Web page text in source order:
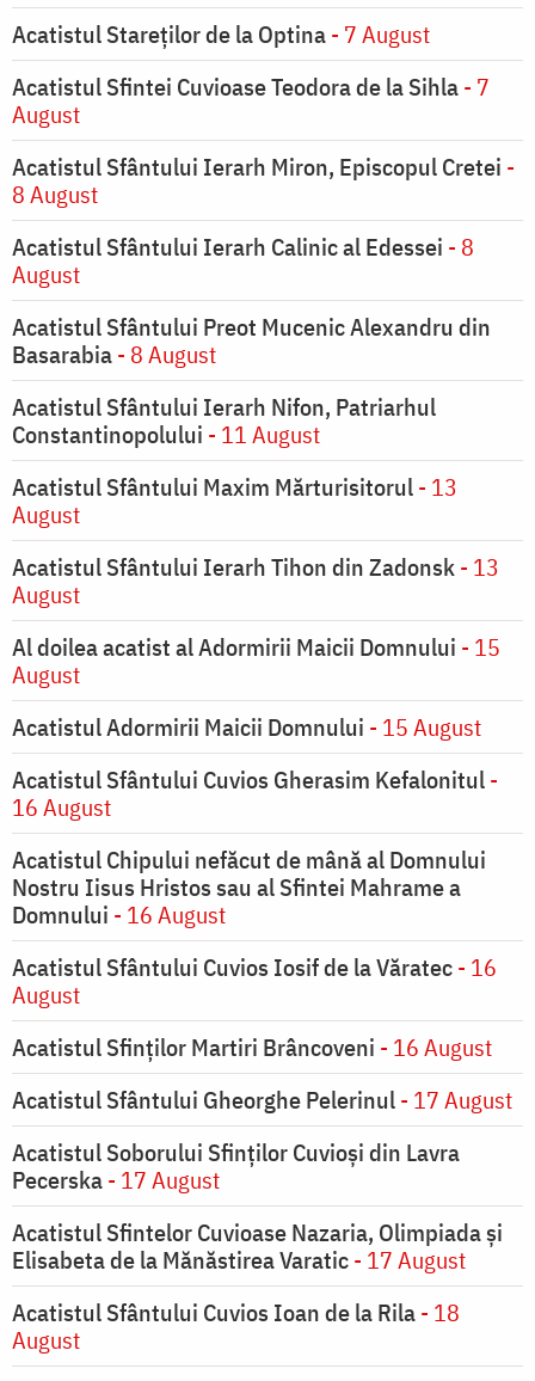
Acatistul Stareţilor de la Optina- 7 August
Acatistul Sfintei Cuvioase Teodora de la Sihla- 7
August
Acatistul Sfântului Ierarh Miron, Episcopul Cretei -
8 August
Acatistul Sfântului Ierarh Calinic al Edessei - 8
August
Acatistul Sfântului Preot Mucenic Alexandru din
Basarabia- 8 August
Acatistul Sfântului Ierarh Nifon, Patriarhul
Constantinopolului - 11 August
Acatistul Sfântului Maxim Mărturisitorul- 13
August
Acatistul Sfântului Ierarh Tihon din Zadonsk- 13
August
Al doilea acatist al Adormirii Maicii Domnului - 15
August
Acatistul Adormirii Maicii Domnului - 15 August
Acatistul Sfântului Cuvios Gherasim Kefalonitul-
16 August
Acatistul Chipului nefăcut de mână al Domnului
Nostru Iisus Hristos sau al Sfintei Mahrame a
Domnului - 16 August
Acatistul Sfântului Cuvios Iosif de la Văratec- 16
August
Acatistul Sfinților Martiri Brâncoveni - 16 August
Acatistul Sfântului Gheorghe Pelerinul- 17 August
Acatistul Soborului Sfinților Cuvioși din Lavra
Pecerska- 17 August
Acatistul Sfintelor Cuvioase Nazaria, Olimpiada și
Elisabeta de la Mănăstirea Varatic- 17 August
Acatistul Sfântului Cuvios Ioan de la Rila- 18
August